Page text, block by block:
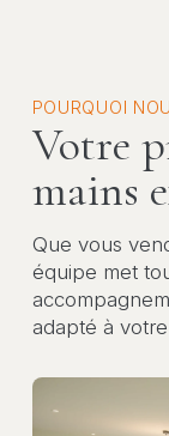
POURQUOI
Votre
mains
Que vous
équipe met
adapté à